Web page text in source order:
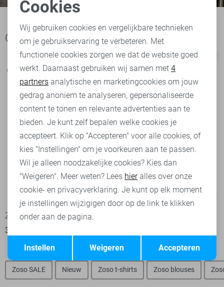
Ook het bekijken waard
-50%
Zoso T-shirt
30,00
-50%
Zoso SALE Nieuw Zoso t-shirts Zoso blouses
Noodzakelijke cookies
Personalisatie cookies
Analytische cookies
Marketing cookies
Terug Opslaan
Cookies
Wij gebruiken cookies en vergelijkbare technieken
om je gebruikservaring te verbeteren. Met
functionele cookies zorgen we dat de website goed
werkt. Daarnaast gebruiken wij samen met 4
partners analytische en marketingcookies om jouw
gedrag anoniem te analyseren, gepersonaliseerde
content te tonen en relevante advertenties aan te
bieden. Je kunt zelf bepalen welke cookies je
accepteert. Klik op "Accepteren" voor alle cookies, of
kies "Instellingen" om je voorkeuren aan te passen.
Wil je alleen noodzakelijke cookies? Kies dan
"Weigeren". Meer weten? Lees hieralles over onze
cookie- en privacyverklaring. Je kunt op elk moment
je instellingen wijzigigen door op de link te klikken
onder aan de pagina.
Accepteren
Weigeren
Instellen